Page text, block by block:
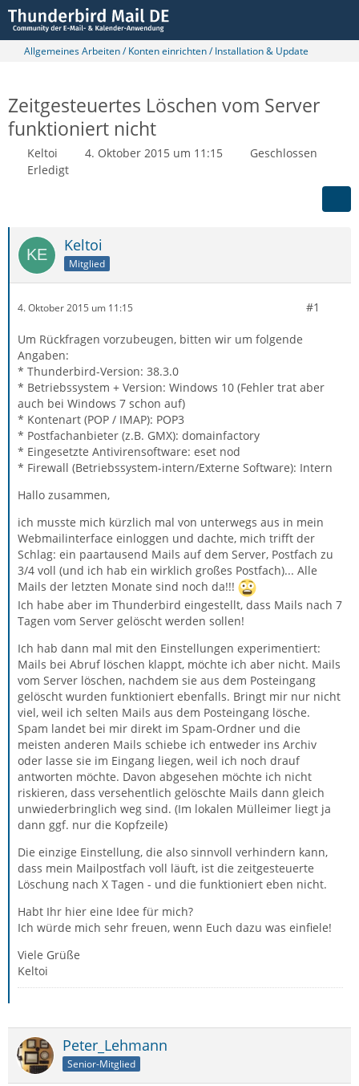
Allgemeines Arbeiten / Konten einrichten / Installation & Update
Zeitgesteuertes Löschen vom Server
funktioniert nicht
Keltoi 4. Oktober 2015 um 11:15
Geschlossen
Erledigt
Keltoi
Mitglied
4. Oktober 2015 um 11:15 #1
Um Rückfragen vorzubeugen, bitten wir um folgende
Angaben:
* Thunderbird-Version: 38.3.0
* Betriebssystem + Version: Windows 10 (Fehler trat aber
auch bei Windows 7 schon auf)
* Kontenart (POP / IMAP): POP3
* Postfachanbieter (z.B. GMX): domainfactory
* Eingesetzte Antivirensoftware: eset nod
* Firewall (Betriebssystem-intern/Externe Software): Intern
Hallo zusammen,
ich musste mich kürzlich mal von unterwegs aus in mein
Webmailinterface einloggen und dachte, mich trifft der
Schlag: ein paartausend Mails auf dem Server, Postfach zu
3/4 voll (und ich hab ein wirklich großes Postfach)... Alle
Mails der letzten Monate sind noch da!!!
Ich habe aber im Thunderbird eingestellt, dass Mails nach 7
Tagen vom Server gelöscht werden sollen!
Ich hab dann mal mit den Einstellungen experimentiert:
Mails bei Abruf löschen klappt, möchte ich aber nicht. Mails
vom Server löschen, nachdem sie aus dem Posteingang
gelöscht wurden funktioniert ebenfalls. Bringt mir nur nicht
viel, weil ich selten Mails aus dem Posteingang lösche.
Spam landet bei mir direkt im Spam-Ordner und die
meisten anderen Mails schiebe ich entweder ins Archiv
oder lasse sie im Eingang liegen, weil ich noch drauf
antworten möchte. Davon abgesehen möchte ich nicht
riskieren, dass versehentlich gelöschte Mails dann gleich
unwiederbringlich weg sind. (Im lokalen Mülleimer liegt ja
dann ggf. nur die Kopfzeile)
Die einzige Einstellung, die also sinnvoll verhindern kann,
dass mein Mailpostfach voll läuft, ist die zeitgesteuerte
Löschung nach X Tagen - und die funktioniert eben nicht.
Habt Ihr hier eine Idee für mich?
Ich würde mich sehr freuen, wenn Euch dazu was einfiele!
Viele Grüße
Keltoi
Peter_Lehmann
Senior-Mitglied